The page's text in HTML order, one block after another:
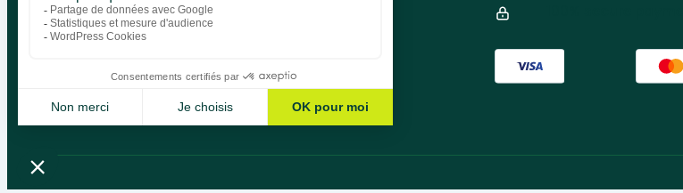
Bégénat
Level of education
Return policy